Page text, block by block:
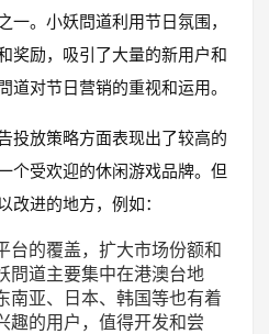
一。小妖問道利用节日氛围，
奖励，吸引了大量的新用户和
道对节日营销的重视和运用。
投放策略方面表现出了较高的
个受欢迎的休闲游戏品牌。但
改进的地方，例如：
台的覆盖，扩大市场份额和
問道主要集中在港澳台地
南亚、日本、韩国等也有着
趣的用户，值得开发和尝